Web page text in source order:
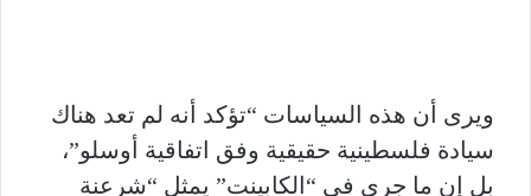
ويرى أن هذه السياسات “تؤكد أنه لم تعد هناك
سيادة فلسطينية حقيقية وفق اتفاقية أوسلو”،
بل إن ما جرى في “الكابينت” يمثل “شرعنة